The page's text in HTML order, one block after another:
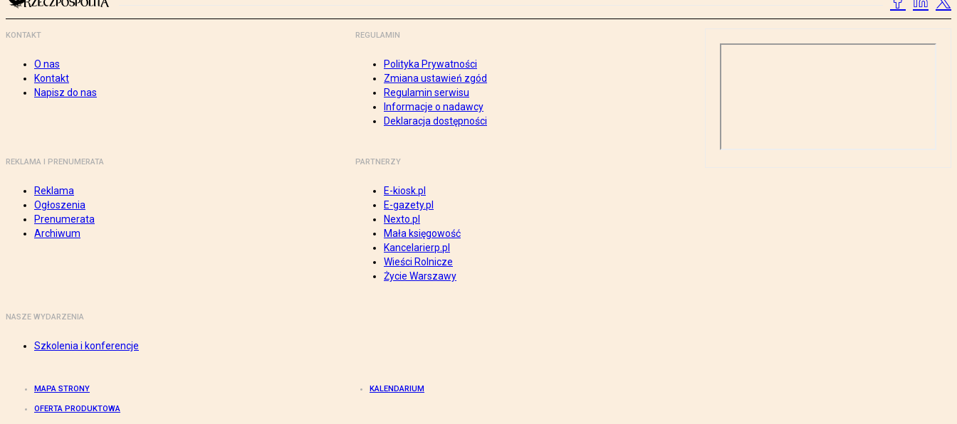
KONTAKT
O nas
Kontakt
Napisz do nas
REGULAMIN
Polityka Prywatności
Zmiana ustawień zgód
Regulamin serwisu
Informacje o nadawcy
Deklaracja dostępności
REKLAMA I PRENUMERATA
Reklama
Ogłoszenia
Prenumerata
Archiwum
PARTNERZY
E-kiosk.pl
E-gazety.pl
Nexto.pl
Mała księgowość
Kancelarierp.pl
Wieści Rolnicze
Życie Warszawy
NASZE WYDARZENIA
Szkolenia i konferencje
MAPA STRONY KALENDARIUM
OFERTA PRODUKTOWA